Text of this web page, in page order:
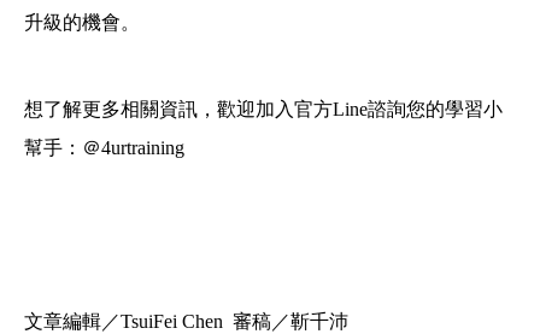
升級的機會。
想了解更多相關資訊，歡迎加入官方Line諮詢您的學習小
幫手：＠4urtraining
文章編輯／TsuiFei Chen 審稿／靳千沛